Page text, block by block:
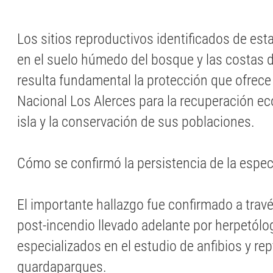
Los sitios reproductivos identificados de
en el suelo húmedo del bosque y las costas
resulta fundamental la protección que
Nacional Los Alerces para la recuperación
isla y la conservación de sus poblaciones.
Cómo se confirmó la persistencia de la
El importante hallazgo fue confirmado a
post-incendio llevado adelante por
especializados en el estudio de anfibios y
guardaparques.